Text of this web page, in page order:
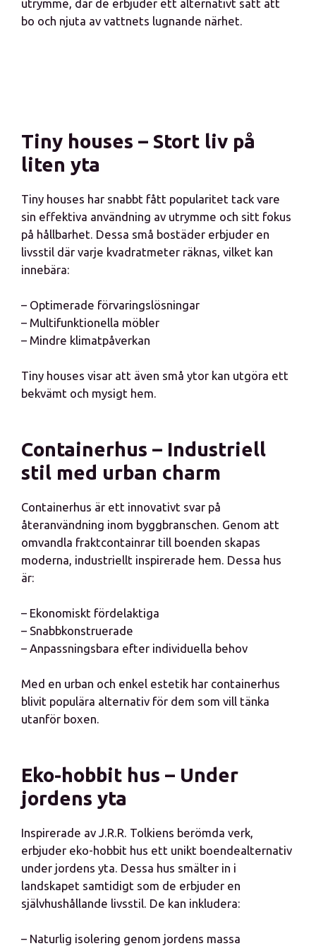
utrymme, där de erbjuder ett alternativt sätt att
bo och njuta av vattnets lugnande närhet.
Tiny houses – Stort liv på
liten yta
Tiny houses har snabbt fått popularitet tack vare
sin effektiva användning av utrymme och sitt fokus
på hållbarhet. Dessa små bostäder erbjuder en
livsstil där varje kvadratmeter räknas, vilket kan
innebära:
– Optimerade förvaringslösningar
– Multifunktionella möbler
– Mindre klimatpåverkan
Tiny houses visar att även små ytor kan utgöra ett
bekvämt och mysigt hem.
Containerhus – Industriell
stil med urban charm
Containerhus är ett innovativt svar på
återanvändning inom byggbranschen. Genom att
omvandla fraktcontainrar till boenden skapas
moderna, industriellt inspirerade hem. Dessa hus
är:
– Ekonomiskt fördelaktiga
– Snabbkonstruerade
– Anpassningsbara efter individuella behov
Med en urban och enkel estetik har containerhus
blivit populära alternativ för dem som vill tänka
utanför boxen.
Eko-hobbit hus – Under
jordens yta
Inspirerade av J.R.R. Tolkiens berömda verk,
erbjuder eko-hobbit hus ett unikt boendealternativ
under jordens yta. Dessa hus smälter in i
landskapet samtidigt som de erbjuder en
självhushållande livsstil. De kan inkludera:
– Naturlig isolering genom jordens massa